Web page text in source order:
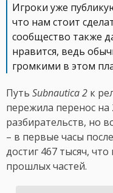
Игроки уже
что нам стоит
сообщество также
нравится, ведь
громкими в этом
Путь Subnautica 2 к
пережила перенос
разбирательств, но
– в первые часы
достиг 467 тысяч,
прошлых частей.